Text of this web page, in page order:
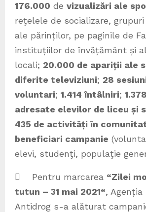
176.000 de vizualizări ale
reţelele de socializare,
ale părinților, pe paginile de
instituțiilor de învățământ și
locali; 20.000 de apariții ale
diferite televiziuni; 28
voluntari; 1.414 întâlniri;
adresate elevilor de liceu și
435 de activități în
beneficiari campanie
elevi, studenţi, populaţie
 Pentru marcarea “Zilei
tutun – 31 mai 2021“, Agenția
Antidrog s-a alăturat